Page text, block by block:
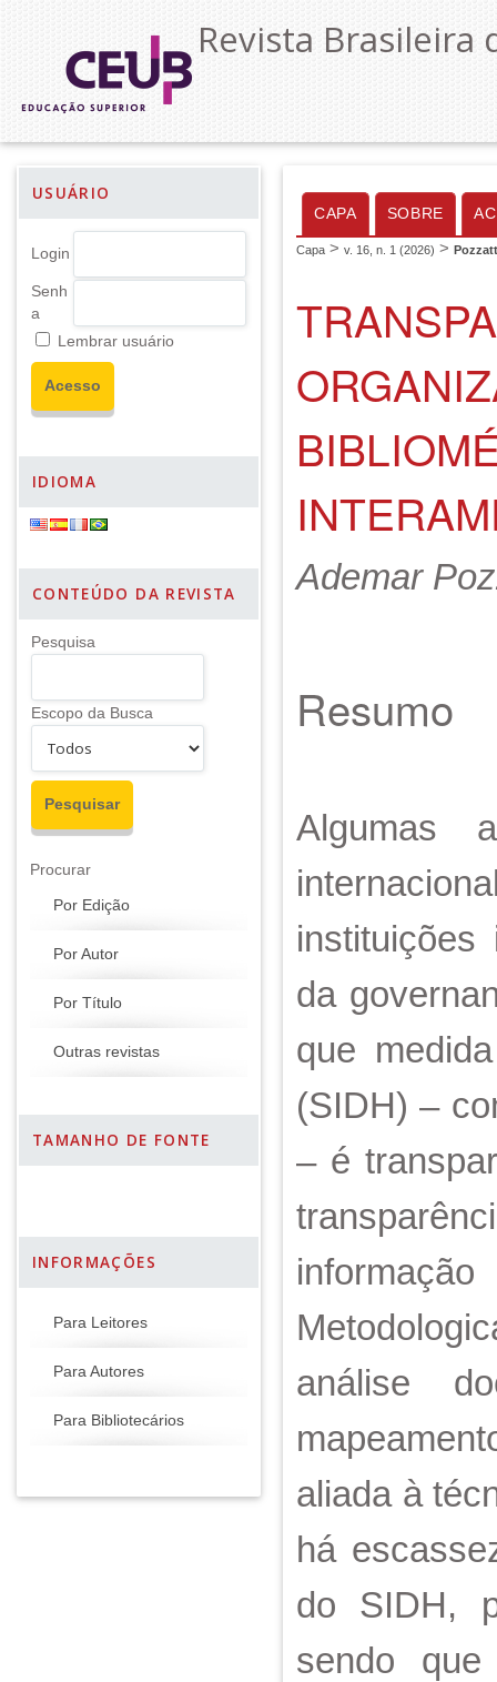
Revista Brasileira
USUÁRIO
Login
Senh
a
Lembrar usuário
IDIOMA
CONTEÚDO DA REVISTA
Pesquisa
Escopo da Busca
Procurar
Por Edição
Por Autor
Por Título
Outras revistas
TAMANHO DE FONTE
INFORMAÇÕES
Para Leitores
Para Autores
Para Bibliotecários
CAPA SOBRE
Capa > v. 16, n. 1 (2026) >
Ademar
Resumo
Algumas
da
que
(SIDH) –
– é
análise
aliada à
há
do SIDH,
sendo